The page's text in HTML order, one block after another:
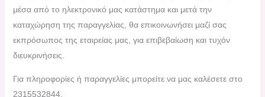
μέσα από το ηλεκτρονικό μας κατάστημα και μετά την
καταχώρηση της παραγγελίας, θα επικοινωνήσει μαζί σας
εκπρόσωπος της εταιρείας μας, για επιβεβαίωση και τυχόν
διευκρινήσεις.
Για πληροφορίες ή παραγγελίες μπορείτε να μας καλέσετε στο
2315532844.